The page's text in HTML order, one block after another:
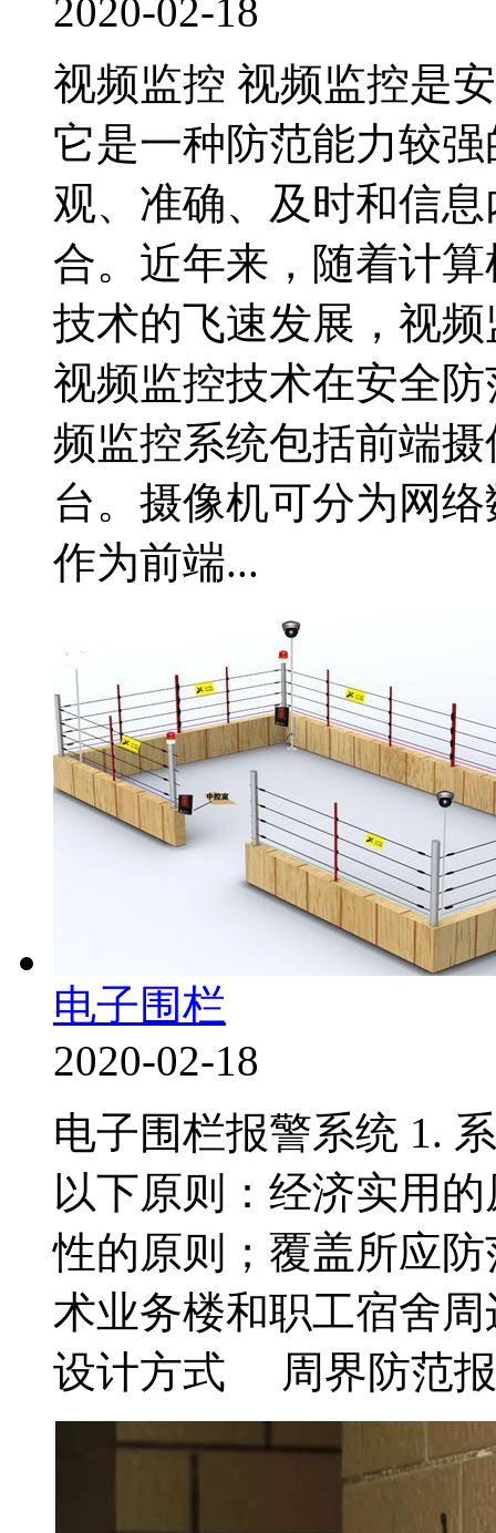
2020-02-18
视频监控 视频监控是
它是一种防范能力较
观、准确、及时和信
合。近年来，随着计
技术的飞速发展，视
视频监控技术在安全
频监控系统包括前端
台。摄像机可分为网
作为前端...
电子围栏
2020-02-18
电子围栏报警系统 1.
以下原则：经济实用
性的原则；覆盖所应
术业务楼和职工宿
设计方式 周界防范报